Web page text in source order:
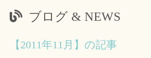
ブログ & NEWS
【2011年11月】の記事